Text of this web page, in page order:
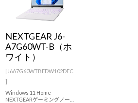
Windows 11
NEXTGEAR J6-
A7G60WT-B（ホ
ワイト）
[J6A7G60WTBEDW102DEC
]
Windows 11 Home
NEXTGEARゲーミングノー